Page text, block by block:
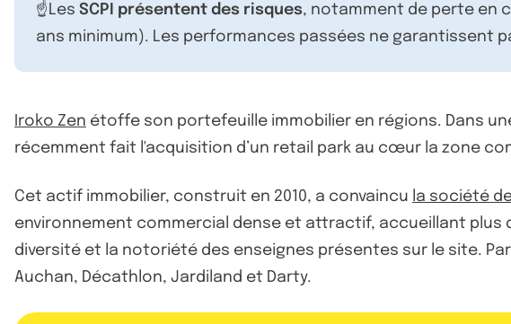
☝️Les SCPI présentent des risques, notamment de perte en
ans minimum). Les performances passées ne
Iroko Zen étoffe son portefeuille immobilier en régions. Dans
récemment fait l'acquisition d’un retail park au cœur la zone
Cet actif immobilier, construit en 2010, a convaincu la société
environnement commercial dense et attractif, accueillant plus
diversité et la notoriété des enseignes présentes sur le site.
Auchan, Décathlon, Jardiland et Darty.